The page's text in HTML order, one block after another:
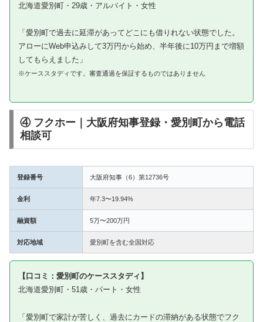
北海道愛別町・29歳・アルバイト・女性
「愛別町で過去に延滞があってどこにも借りれない状態でした。
アローにWeb申込みして3万円から始め、半年後に10万円まで増額
してもらえました」
※ケーススタディです。審査通過を保証するものではありません
④ フクホー｜大阪府知事登録・愛別町から電話
相談可
登録番号 大阪府知事（6）第12736号
金利 年7.3〜19.94%
融資額 5万〜200万円
対応地域 愛別町を含む全国対応
【口コミ：愛別町のケーススタディ】
北海道愛別町・51歳・パート・女性
「愛別町で家計が苦しく、過去にカードの滞納がある状態でフク